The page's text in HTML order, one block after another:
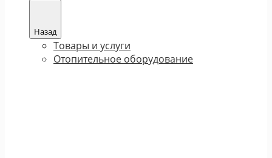
Назад
Товары и услуги
Отопительное оборудование